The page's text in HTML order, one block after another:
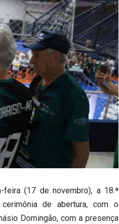
(17 de novembro), a 18.ª
de abertura, com o
Domingão, com a presença